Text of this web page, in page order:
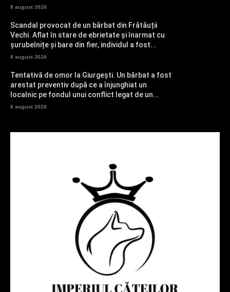
8 august 2026
Scandal provocat de un bărbat din Frătăuții
Vechi. Aflat în stare de ebrietate și înarmat cu
șurubelnițe și bare din fier, individul a fost...
8 august 2026
Tentativă de omor la Giurgești. Un bărbat a fost
arestat preventiv după ce a înjunghiat un
localnic pe fondul unui conflict legat de un...
8 august 2026